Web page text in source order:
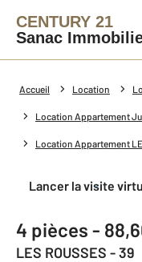
CENTURY 21
Sanac
Accueil Location
Location Appartement
Location Appartement
Lancer la visite
4 pièces -
LES ROUSSES - 39